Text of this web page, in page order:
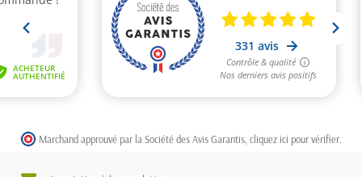
Marchand approuvé par la Société des Avis Garantis, cliquez ici pour vérifier